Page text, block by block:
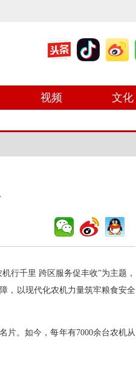
视频 文化
行千里 跨区服务促丰收”为主题，
，以现代化农机力量筑牢粮食安全
。如今，每年有7000余台农机从